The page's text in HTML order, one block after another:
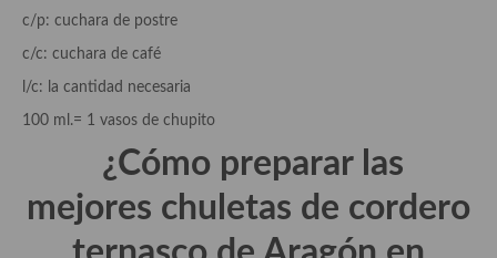
Pasta
Legumbres y cereales
Huevos
Masas elaboradas con harina, pizzas, quiches y demás
c/p: cuchara de postre
c/c: cuchara de café
l/c: la cantidad necesaria
100 ml.= 1 vasos de chupito
¿Cómo preparar las
mejores chuletas de cordero